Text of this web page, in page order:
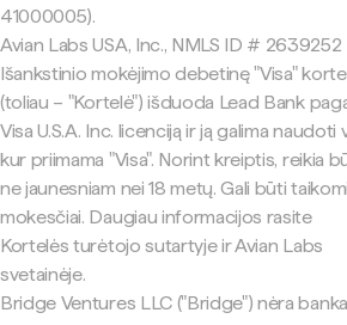
41000005).
Avian Labs USA, Inc., NMLS ID # 2639252
Išankstinio mokėjimo debetinę "Visa"
(toliau – "Kortelė") išduoda Lead Bank
Visa U.S.A. Inc. licenciją ir ją galima naudoti
kur priimama "Visa". Norint kreiptis, reikia
ne jaunesniam nei 18 metų. Gali būti taikomi
mokesčiai. Daugiau informacijos rasite
Kortelės turėtojo sutartyje ir Avian Labs
svetainėje.
Bridge Ventures LLC ("Bridge") nėra